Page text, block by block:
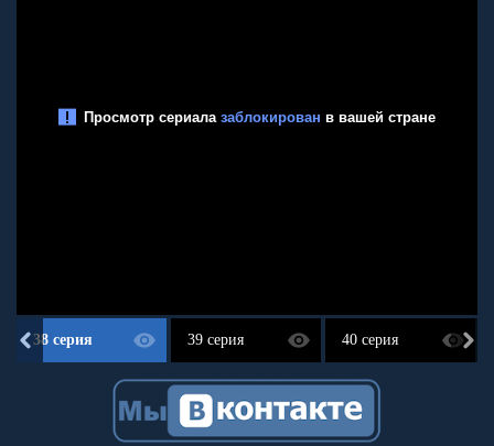
38 серия 39 серия 40 серия